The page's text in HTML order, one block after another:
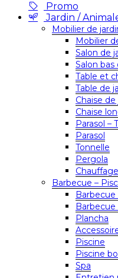
Promo
Jardin /
Mobilier de
Mobilier
Salon de
Salon bas
Table et
Table de
Chaise de
Chaise
Parasol –
Parasol
Tonnelle
Pergola
Barbecue –
Barbecue
Barbecue
Plancha
Piscine
Piscine
Spa